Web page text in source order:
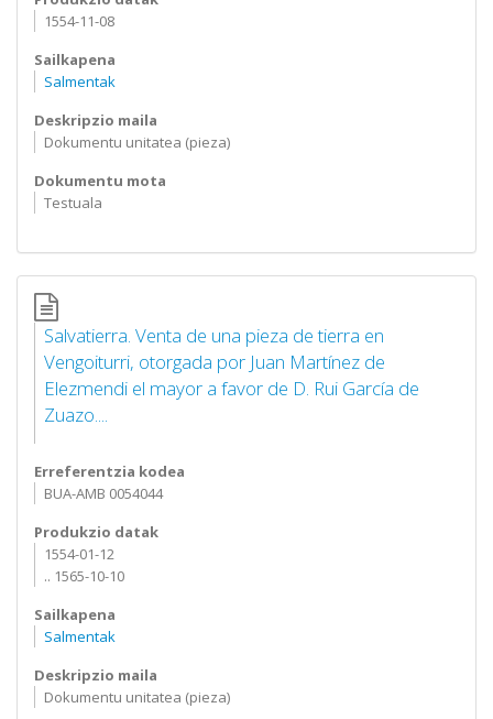
1554-11-08
Sailkapena
Salmentak
Deskripzio maila
Dokumentu unitatea (pieza)
Dokumentu mota
Testuala
Salvatierra. Venta de una pieza de tierra en
Vengoiturri, otorgada por Juan Martínez de
Elezmendi el mayor a favor de D. Rui García de
Zuazo....
Erreferentzia kodea
BUA-AMB 0054044
Produkzio datak
1554-01-12
.. 1565-10-10
Sailkapena
Salmentak
Deskripzio maila
Dokumentu unitatea (pieza)